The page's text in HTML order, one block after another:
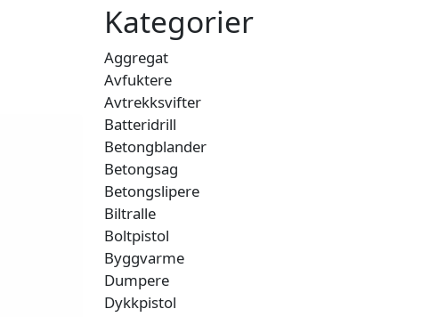
Kategorier
Aggregat
Avfuktere
Avtrekksvifter
Batteridrill
Betongblander
Betongsag
Betongslipere
Biltralle
Boltpistol
Byggvarme
Dumpere
Dykkpistol